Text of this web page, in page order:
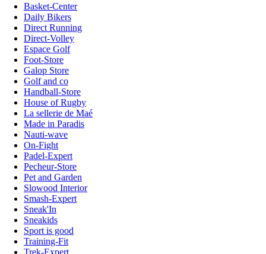
Basket-Center
Daily Bikers
Direct Running
Direct-Volley
Espace Golf
Foot-Store
Galop Store
Golf and co
Handball-Store
House of Rugby
La sellerie de Maé
Made in Paradis
Nauti-wave
On-Fight
Padel-Expert
Pecheur-Store
Pet and Garden
Slowood Interior
Smash-Expert
Sneak'In
Sneakids
Sport is good
Training-Fit
Trek-Expert